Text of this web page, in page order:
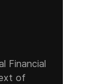
Financial
of